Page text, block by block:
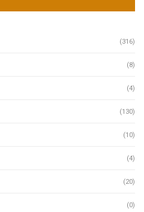
(316)
(8)
(4)
(130)
(10)
(4)
(20)
(0)